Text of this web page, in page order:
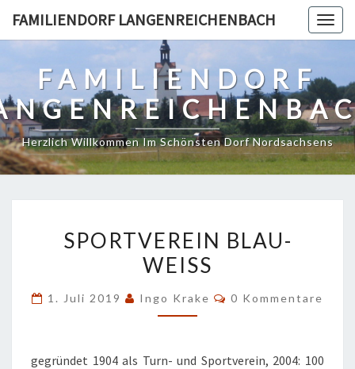
content
FAMILIENDORF LANGENREICHENBACH
FAMILIENDORF
Herzlich Willkommen Im Schönsten Dorf Nordsachsens
BLAU-
WEISS
SPORTVEREIN BLAU-
WEISS
1. Juli 2019 Ingo Krake Kommentare
0 Kommentare
gegründet 1904 als Turn- und Sportverein, 2004: 100